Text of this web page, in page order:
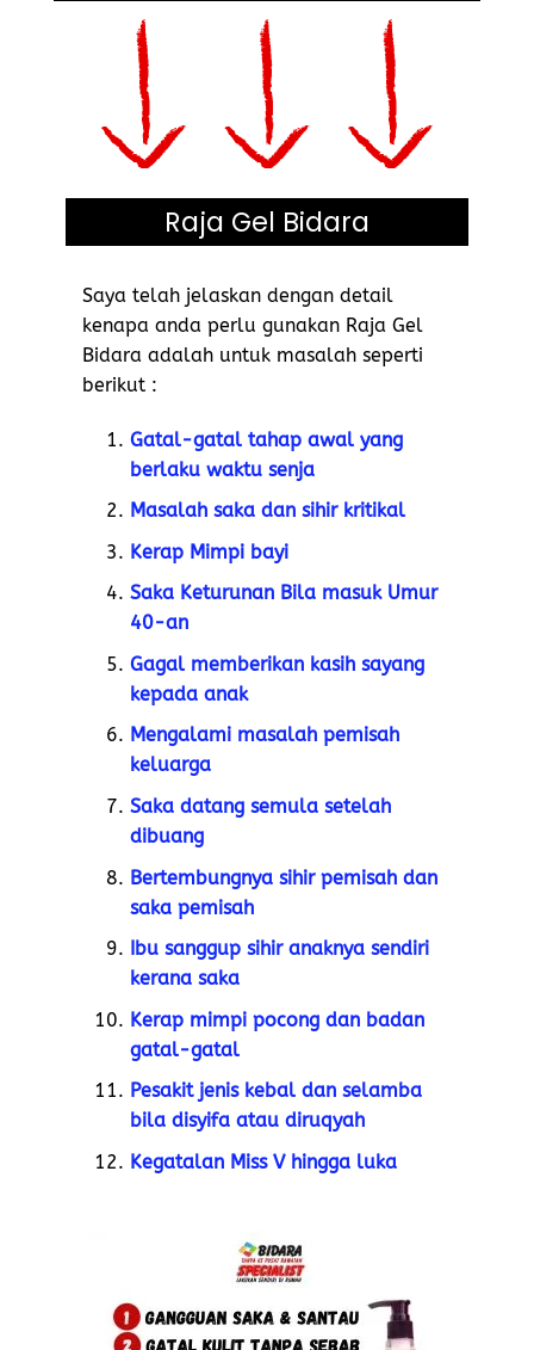
Raja Gel Bidara
Saya telah jelaskan dengan detail
kenapa anda perlu gunakan Raja Gel
Bidara adalah untuk masalah seperti
berikut :
Gatal-gatal tahap awal yang
berlaku waktu senja
Masalah saka dan sihir kritikal
Kerap Mimpi bayi
Saka Keturunan Bila masuk Umur
40-an
Gagal memberikan kasih sayang
kepada anak
Mengalami masalah pemisah
keluarga
Saka datang semula setelah
dibuang
Bertembungnya sihir pemisah dan
saka pemisah
Ibu sanggup sihir anaknya sendiri
kerana saka
Kerap mimpi pocong dan badan
gatal-gatal
Pesakit jenis kebal dan selamba
bila disyifa atau diruqyah
Kegatalan Miss V hingga luka